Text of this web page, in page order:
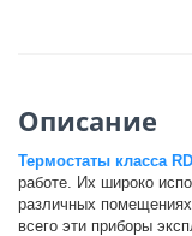
Описание
Термостаты класса
работе. Их широко
различных
всего эти приборы